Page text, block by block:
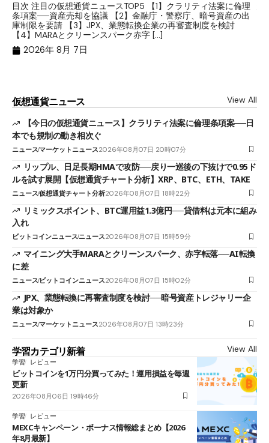
目次 注目の仮想通貨ニュースTOP5 【1】クラリティ法案に倫理
条項案──資産売却を協議 【2】金融庁・警察庁、暗号資産の出
庫制限を要請 【3】JPX、業態転換企業の再審査制度を検討
【4】MARAとクリーンスパーク赤字 […]
2026年 8月 7日
仮想通貨ニュース View All
【今日の仮想通貨ニュース】クラリティ法案に倫理条項案──日
本でも規制の動き相次ぐ
ニュースマーケットニュース2026年08月07日 20時07分
リップル、日足長期HMAで攻防──戻り一巡後の下抜けで0.95ド
ルを試す展開【仮想通貨チャート分析】XRP、BTC、ETH、TAKE
ニュース仮想通貨チャート分析2026年08月07日 18時22分
リミックスポイント、BTC運用益1.3億円──貸借料は元本に組み
入れ
ビットコインニュースニュース2026年08月07日 15時59分
マイニング大手MARAとクリーンスパーク、赤字転落──AI転換
に差
ニュースビットコインニュース2026年08月07日 15時02分
JPX、業態転換に再審査制度を検討──暗号資産トレジャリー企
業は対象か
ニュースマーケットニュース2026年08月07日 13時23分
学習カテゴリ新着 View All
学習 レビュー
ビットコインを1万円分買ってみた！運用損益を毎週
更新
2026年08月06日 19時46分
学習 レビュー
MEXCキャンペーン・ボーナス情報総まとめ【2026
年8月最新】